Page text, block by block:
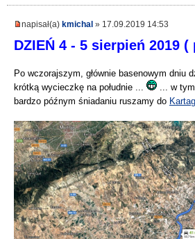
napisał(a) kmichal » 17.09.2019 14:53
DZIEŃ 4 - 5 sierpień 2019 (
Po wczorajszym, głównie basenowym dniu
krótką wycieczkę na południe ...
... w
bardzo późnym śniadaniu ruszamy do